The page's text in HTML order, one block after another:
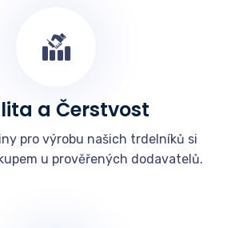
a Čerstvost
pro výrobu našich trdelníků si
u prověřených dodavatelů.